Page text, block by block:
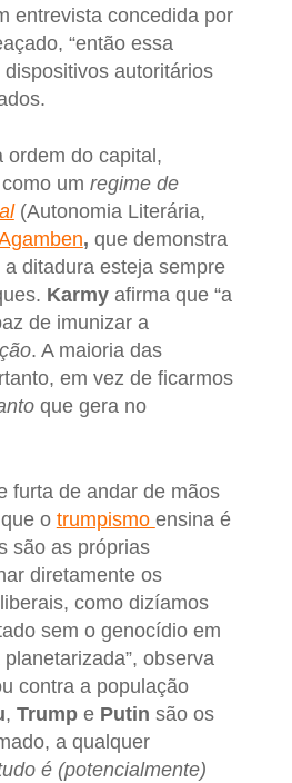
entrevista concedida por
“então essa
autoritários
ordem do capital,
um regime de
(Autonomia Literária,
, que demonstra
ditadura esteja sempre
Karmyafirma que “a
de imunizar a
. A maioria das
em vez de ficarmos
que gera no
furta de andar de mãos
o trumpismo ensina é
são as próprias
diretamente os
como dizíamos
sem o genocídio em
observa
contra a população
, Trumpe Putin são os
a qualquer
é (potencialmente)